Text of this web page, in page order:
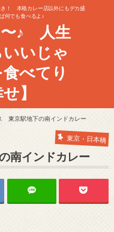
き！ 本格カレー店以外にもデカ盛
何でも食べるよ♪
〜♪ 人生
いじゃ
べてり
】
東京駅地下の南インドカレー
東京・日本橋
南インドカレー